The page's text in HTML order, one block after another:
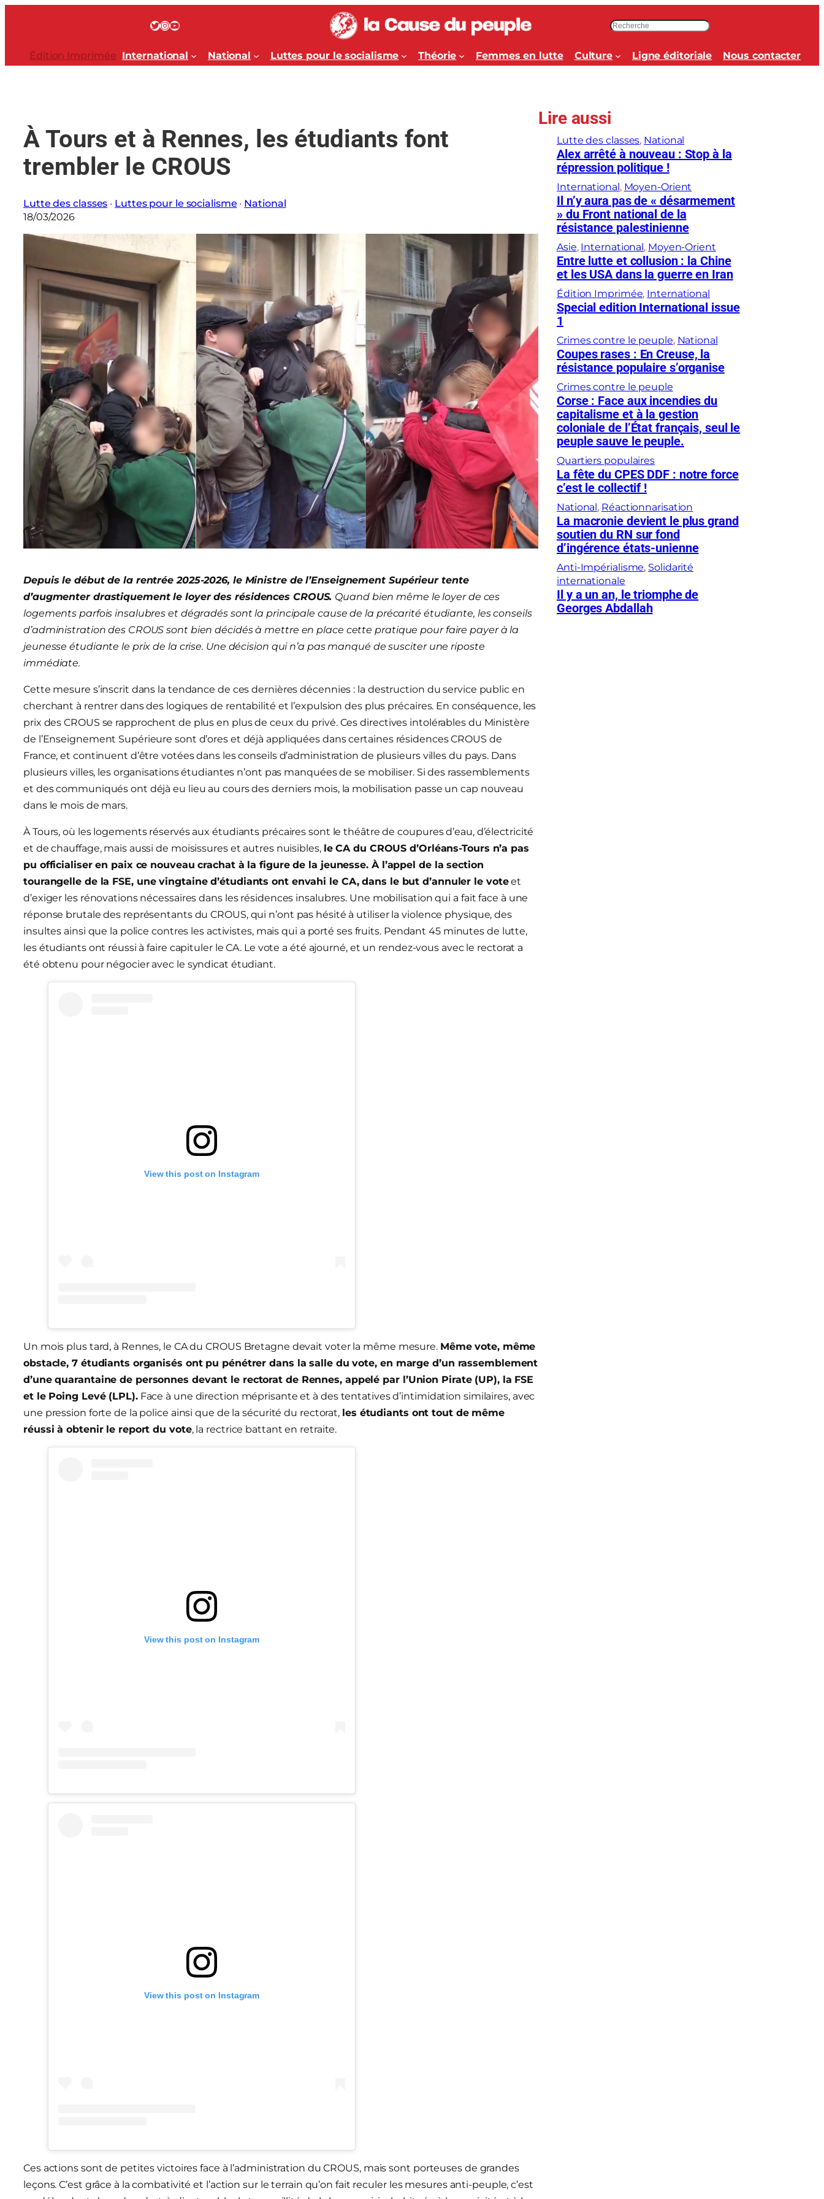
Twitter InstagramYouTube
c
h
h
r
Édition Imprimée International National Luttes pour le socialisme Théorie Femmes en lutte Culture Ligne éditoriale Nous contacter
À Tours et à Rennes, les étudiants font
trembler le CROUS
Lutte des classes · Luttes pour le socialisme · National
18/03/2026
Depuis le début de la rentrée 2025-2026, le Ministre de l’Enseignement Supérieur tente
d’augmenter drastiquement le loyer des résidences CROUS. Quand bien même le loyer de ces
logements parfois insalubres et dégradés sont la principale cause de la précarité étudiante, les conseils
d’administration des CROUS sont bien décidés à mettre en place cette pratique pour faire payer à la
jeunesse étudiante le prix de la crise. Une décision qui n’a pas manqué de susciter une riposte
immédiate.
Cette mesure s’inscrit dans la tendance de ces dernières décennies : la destruction du service public en
cherchant à rentrer dans des logiques de rentabilité et l’expulsion des plus précaires. En conséquence, les
prix des CROUS se rapprochent de plus en plus de ceux du privé. Ces directives intolérables du Ministère
de l’Enseignement Supérieure sont d’ores et déjà appliquées dans certaines résidences CROUS de
France, et continuent d’être votées dans les conseils d’administration de plusieurs villes du pays. Dans
plusieurs villes, les organisations étudiantes n’ont pas manquées de se mobiliser. Si des rassemblements
et des communiqués ont déjà eu lieu au cours des derniers mois, la mobilisation passe un cap nouveau
dans le mois de mars.
À Tours, où les logements réservés aux étudiants précaires sont le théâtre de coupures d’eau, d’électricité
et de chauffage, mais aussi de moisissures et autres nuisibles, le CA du CROUS d’Orléans-Tours n’a pas
pu officialiser en paix ce nouveau crachat à la figure de la jeunesse. À l’appel de la section
tourangellede la FSE, une vingtaine d’étudiants ont envahi le CA, dans le but d’annuler le voteet
d’exiger les rénovations nécessaires dans les résidences insalubres. Une mobilisation qui a fait face à une
réponse brutale des représentants du CROUS, qui n’ont pas hésité à utiliser la violence physique, des
insultes ainsi que la police contres les activistes, mais qui a porté ses fruits. Pendant 45 minutes de lutte,
les étudiants ont réussi à faire capituler le CA. Le vote a été ajourné, et un rendez-vous avec le rectorat a
été obtenu pour négocier avec le syndicat étudiant.
View this post on Instagram
Un mois plus tard, à Rennes, le CA du CROUS Bretagne devait voter la même mesure. Même vote, même
obstacle, 7 étudiants organisés ont pu pénétrer dans la salle du vote, en marge d’un rassemblement
d’une quarantaine de personnes devant le rectorat de Rennes, appelé par l’Union Pirate (UP), la FSE
et le Poing Levé (LPL).Face à une direction méprisante et à des tentatives d’intimidation similaires, avec
une pression forte de la police ainsi que de la sécurité du rectorat, les étudiants ont tout de même
réussi à obtenir le report du vote, la rectrice battant en retraite.
View this post on Instagram
View this post on Instagram
Ces actions sont de petites victoires face à l’administration du CROUS, mais sont porteuses de grandes
leçons. C’est grâce à la combativité et l’action sur le terrain qu’on fait reculer les mesures anti-peuple, c’est
Lire aussi
Lutte des classes, National
Alex arrêté à nouveau : Stop à la
répression politique !
International, Moyen-Orient
Il n’y aura pas de « désarmement
» du Front national de la
résistance palestinienne
Asie, International, Moyen-Orient
Entre lutte et collusion : la Chine
et les USA dans la guerre en Iran
Édition Imprimée, International
Special edition International issue
1
Crimes contre le peuple, National
Coupes rases : En Creuse, la
résistance populaire s’organise
Crimes contre le peuple
Corse : Face aux incendies du
capitalisme et à la gestion
coloniale de l’État français, seul le
peuple sauve le peuple.
Quartiers populaires
La fête du CPES DDF : notre force
c’est le collectif !
National, Réactionnarisation
La macronie devient le plus grand
soutien du RN sur fond
d’ingérence états-unienne
Anti-Impérialisme, Solidarité
internationale
Il y a un an, le triomphe de
Georges Abdallah